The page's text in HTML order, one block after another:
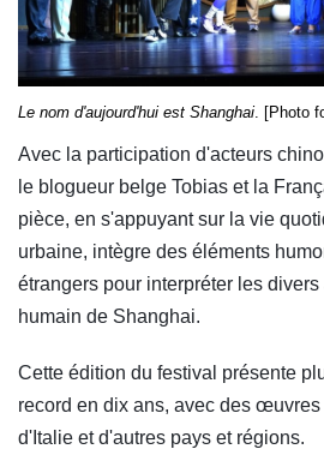
Le nom d'aujourd'hui est Shanghai . [Photo
Avec la participation d'acteurs
le blogueur belge Tobias et la
pièce, en s'appuyant sur la vie
urbaine, intègre des éléments
étrangers pour interpréter les
humain de Shanghai.
Cette édition du festival présente
record en dix ans, avec des
d'Italie et d'autres pays et régions.